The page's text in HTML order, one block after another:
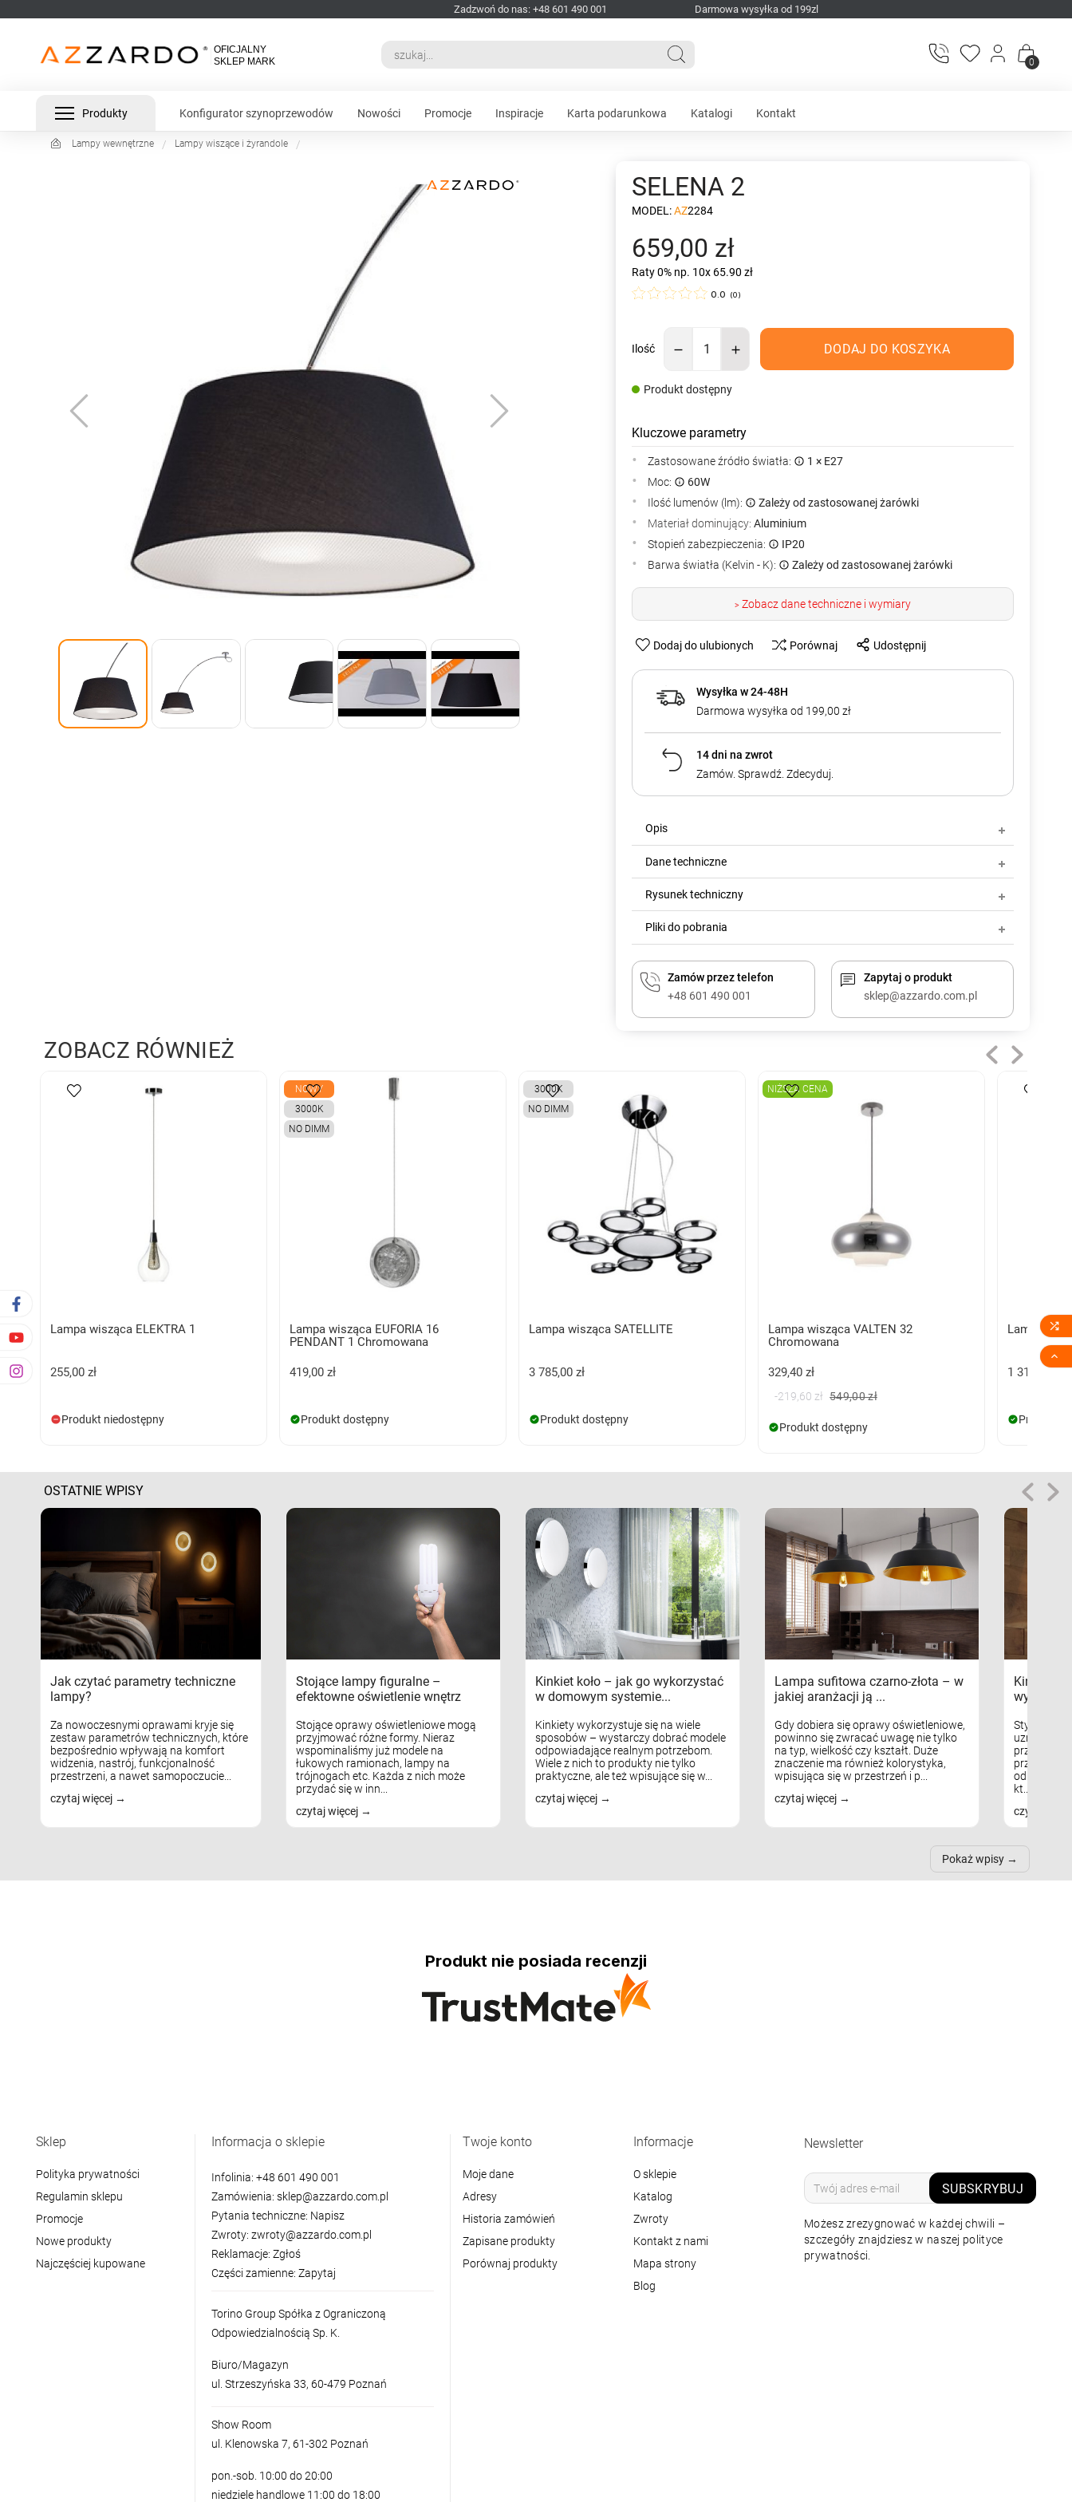
Zadzwoń do nas: +48 601 490 001 Darmowa wysyłka od 199zl
0
Produkty Konfigurator szynoprzewodów Nowości Promocje Inspiracje Karta podarunkowa Katalogi Kontakt
Lampy wewnętrzne Lampy wiszące i żyrandole
SELENA 2
MODEL:AZ2284
659,00 zł
Raty 0% np. 10x 65.90 zł
0.0 (0)
Ilość DODAJ DO KOSZYKA
Produkt dostępny
Kluczowe parametry
Zastosowane źródło światła:
1 × E27
Moc:
60W
Ilość lumenów (lm):
Zależy od zastosowanej żarówki
Materiał dominujący: Aluminium
Stopień zabezpieczenia:
IP20
Barwa światła (Kelvin - K):
Zależy od zastosowanej żarówki
> Zobacz dane techniczne i wymiary
Dodaj do ulubionych Porównaj Udostępnij
Wysyłka w 24-48H
Darmowa wysyłka od 199,00 zł
14 dni na zwrot
Zamów. Sprawdź. Zdecyduj.
Opis
Dane techniczne
Rysunek techniczny
Pliki do pobrania
Zamów przez telefon
+48 601 490 001
Zapytaj o produkt
sklep@azzardo.com.pl
ZOBACZ RÓWNIEŻ
Lampa wisząca ELEKTRA 1
255,00 zł
Produkt niedostępny
NOWY
3000K
NO DIMM
Lampa wisząca EUFORIA 16
PENDANT 1 Chromowana
419,00 zł
Produkt dostępny
3000K
NO DIMM
Lampa wisząca SATELLITE
3 785,00 zł
Produkt dostępny
NIŻSZA CENA
Lampa wisząca VALTEN 32
Chromowana
329,40 zł
-219,60 zł 549,00 zł
Produkt dostępny
Lampa
1 319,00 zł
Produkt
OSTATNIE WPISY
Jak czytać parametry techniczne
lampy?
Za nowoczesnymi oprawami kryje się
zestaw parametrów technicznych, które
bezpośrednio wpływają na komfort
widzenia, nastrój, funkcjonalność
przestrzeni, a nawet samopoczucie...
czytaj więcej
Stojące lampy figuralne –
efektowne oświetlenie wnętrz
Stojące oprawy oświetleniowe mogą
przyjmować różne formy. Nieraz
wspominaliśmy już modele na
łukowych ramionach, lampy na
trójnogach etc. Każda z nich może
przydać się w inn...
czytaj więcej
Kinkiet koło – jak go wykorzystać
w domowym systemie...
Kinkiety wykorzystuje się na wiele
sposobów – wystarczy dobrać modele
odpowiadające realnym potrzebom.
Wiele z nich to produkty nie tylko
praktyczne, ale też wpisujące się w...
czytaj więcej
Lampa sufitowa czarno-złota – w
jakiej aranżacji ją ...
Gdy dobiera się oprawy oświetleniowe,
powinno się zwracać uwagę nie tylko
na typ, wielkość czy kształt. Duże
znaczenie ma również kolorystyka,
wpisująca się w przestrzeń i p...
czytaj więcej
Kinkiety
Styl
uznaniem
kt...
czytaj
Pokaż wpisy
Produkt nie posiada recenzji
Sklep
Polityka prywatności
Regulamin sklepu
Promocje
Nowe produkty
Najczęściej kupowane
Informacja o sklepie
Infolinia: +48 601 490 001
Zamówienia: sklep@azzardo.com.pl
Pytania techniczne: Napisz
Zwroty: zwroty@azzardo.com.pl
Reklamacje: Zgłoś
Części zamienne: Zapytaj
Torino Group Spółka z Ograniczoną
Odpowiedzialnością Sp. K.
Biuro/Magazyn
ul. Strzeszyńska 33, 60-479 Poznań
Show Room
ul. Klenowska 7, 61-302 Poznań
pon.-sob. 10:00 do 20:00
niedziele handlowe 11:00 do 18:00
Twoje konto
Moje dane
Adresy
Historia zamówień
Zapisane produkty
Porównaj produkty
Informacje
O sklepie
Katalog
Zwroty
Kontakt z nami
Mapa strony
Blog
Newsletter
SUBSKRYBUJ
Możesz zrezygnować w każdej chwili –
szczegóły znajdziesz w naszej polityce
prywatności.

